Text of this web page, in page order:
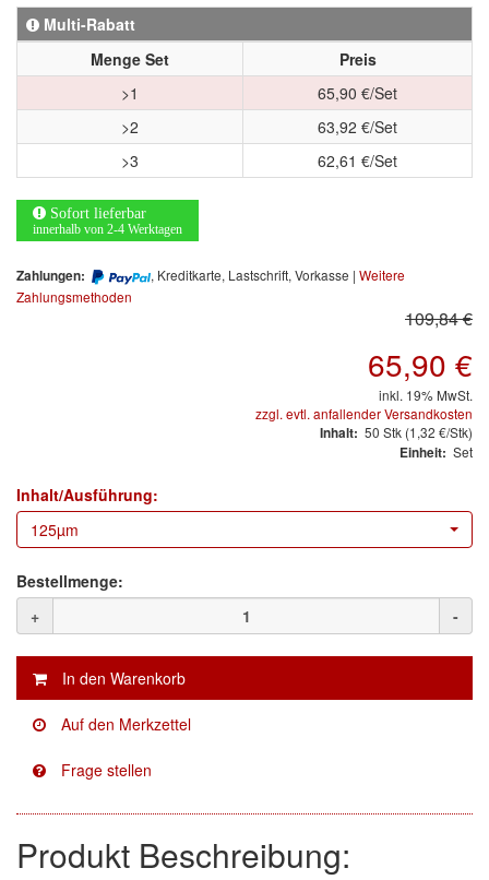
Arbeitsschutz
Luftfilter
Mischfarben
Restposten
Informationsmaterial
3M
EVERCOAT
Facdos
Finixa
Indasa
KWASNY
Mirka
no-name
(3)
Prevost
Multi-Rabatt
Menge Set
Preis
>1
65,90 €/Set
>2
63,92 €/Set
>3
62,61 €/Set
Sofort lieferbar
innerhalb von 2-4 Werktagen
Zahlungen: , Kreditkarte, Lastschrift, Vorkasse | Weitere
Zahlungsmethoden
109,84 €
65,90 €
inkl. 19% MwSt.
zzgl. evtl. anfallender Versandkosten
Inhalt: 50 Stk (1,32 €/Stk)
Einheit: Set
Inhalt/Ausführung:
125µm
Bestellmenge:
+
-
Produkt Beschreibung: